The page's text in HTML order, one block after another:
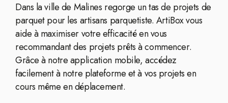
Dans la ville de Malines regorge un tas de projets de
parquet pour les artisans parquetiste. ArtiBox vous
aide à maximiser votre efficacité en vous
recommandant des projets prêts à commencer.
Grâce à notre application mobile, accédez
facilement à notre plateforme et à vos projets en
cours même en déplacement.